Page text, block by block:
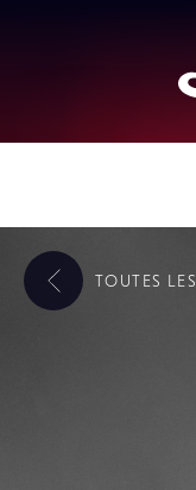
TOUTES LES